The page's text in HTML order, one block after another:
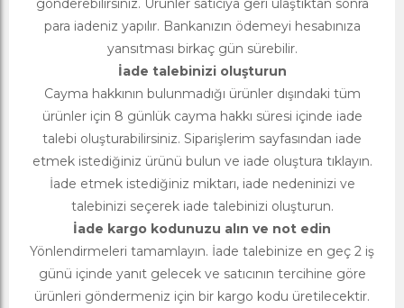
gönderebilirsiniz. Ürünler satıcıya geri ulaştıktan sonra
para iadeniz yapılır. Bankanızın ödemeyi hesabınıza
yansıtması birkaç gün sürebilir.
İade talebinizi oluşturun
Cayma hakkının bulunmadığı ürünler dışındaki tüm
ürünler için 8 günlük cayma hakkı süresi içinde iade
talebi oluşturabilirsiniz. Siparişlerim sayfasından iade
etmek istediğiniz ürünü bulun ve iade oluştura tıklayın.
İade etmek istediğiniz miktarı, iade nedeninizi ve
talebinizi seçerek iade talebinizi oluşturun.
İade kargo kodunuzu alın ve not edin
Yönlendirmeleri tamamlayın. İade talebinize en geç 2 iş
günü içinde yanıt gelecek ve satıcının tercihine göre
ürünleri göndermeniz için bir kargo kodu üretilecektir.